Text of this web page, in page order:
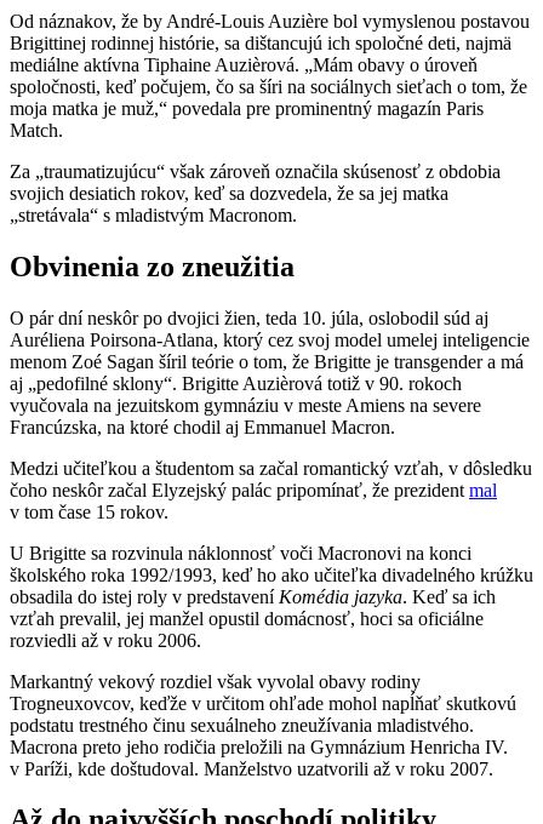
Od náznakov, že by André-Louis Auzière bol vymyslenou postavou
Brigittinej rodinnej histórie, sa dištancujú ich spoločné deti, najmä
mediálne aktívna Tiphaine Auzièrová. „Mám obavy o úroveň
spoločnosti, keď počujem, čo sa šíri na sociálnych sieťach o tom, že
moja matka je muž,“ povedala pre prominentný magazín Paris
Match.
Za „traumatizujúcu“ však zároveň označila skúsenosť z obdobia
svojich desiatich rokov, keď sa dozvedela, že sa jej matka
„stretávala“ s mladistvým Macronom.
Obvinenia zo zneužitia
O pár dní neskôr po dvojici žien, teda 10. júla, oslobodil súd aj
Auréliena Poirsona-Atlana, ktorý cez svoj model umelej inteligencie
menom Zoé Sagan šíril teórie o tom, že Brigitte je transgender a má
aj „pedofilné sklony“. Brigitte Auzièrová totiž v 90. rokoch
vyučovala na jezuitskom gymnáziu v meste Amiens na severe
Francúzska, na ktoré chodil aj Emmanuel Macron.
Medzi učiteľkou a študentom sa začal romantický vzťah, v dôsledku
čoho neskôr začal Elyzejský palác pripomínať, že prezident mal
v tom čase 15 rokov.
U Brigitte sa rozvinula náklonnosť voči Macronovi na konci
školského roka 1992/1993, keď ho ako učiteľka divadelného krúžku
obsadila do istej roly v predstavení Komédia jazyka. Keď sa ich
vzťah prevalil, jej manžel opustil domácnosť, hoci sa oficiálne
rozviedli až v roku 2006.
Markantný vekový rozdiel však vyvolal obavy rodiny
Trogneuxovcov, keďže v určitom ohľade mohol napĺňať skutkovú
podstatu trestného činu sexuálneho zneužívania mladistvého.
Macrona preto jeho rodičia preložili na Gymnázium Henricha IV.
v Paríži, kde doštudoval. Manželstvo uzatvorili až v roku 2007.